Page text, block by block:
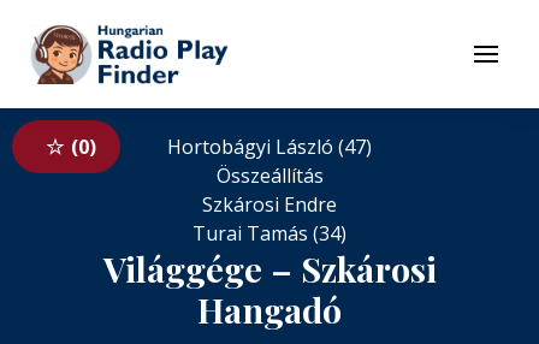
To contents
Menu
0
Hortobágyi László (47)
Összeállítás
Szkárosi Endre
Turai Tamás (34)
Világgége – Szkárosi
Hangadó